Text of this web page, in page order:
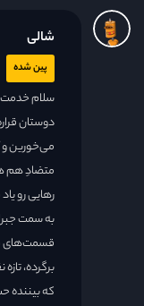
شالی
پین شده
سلام خدمت
دوستان
می‌خورین و
متضادِ هم
رهایی رو
به سمت
قسمت‌های
برگرده،
که بیننده